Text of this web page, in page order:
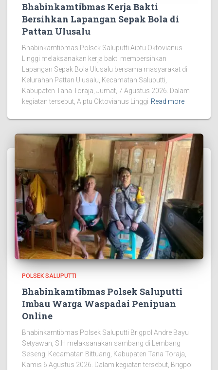
Bhabinkamtibmas Kerja Bakti
Bersihkan Lapangan Sepak Bola di
Pattan Ulusalu
Bhabinkamtibmas Polsek Saluputti Aiptu Oktovianus
Linggi melaksanakan kerja bakti membersihkan
Lapangan Sepak Bola Ulusalu bersama masyarakat di
Kelurahan Pattan Ulusalu, Kecamatan Saluputti,
Kabupaten Tana Toraja, Jumat, 7 Agustus 2026. Dalam
kegiatan tersebut, Aiptu Oktovianus Linggi Read more
POLSEK SALUPUTTI
Bhabinkamtibmas Polsek Saluputti
Imbau Warga Waspadai Penipuan
Online
Bhabinkamtibmas Polsek Saluputti Brigpol Andre Bayu
Setyawan, S.H melaksanakan sambang di Lembang
Se’seng, Kecamatan Bittuang, Kabupaten Tana Toraja,
Kamis 6 Agustus 2026. Dalam kegiatan tersebut, Brigpol